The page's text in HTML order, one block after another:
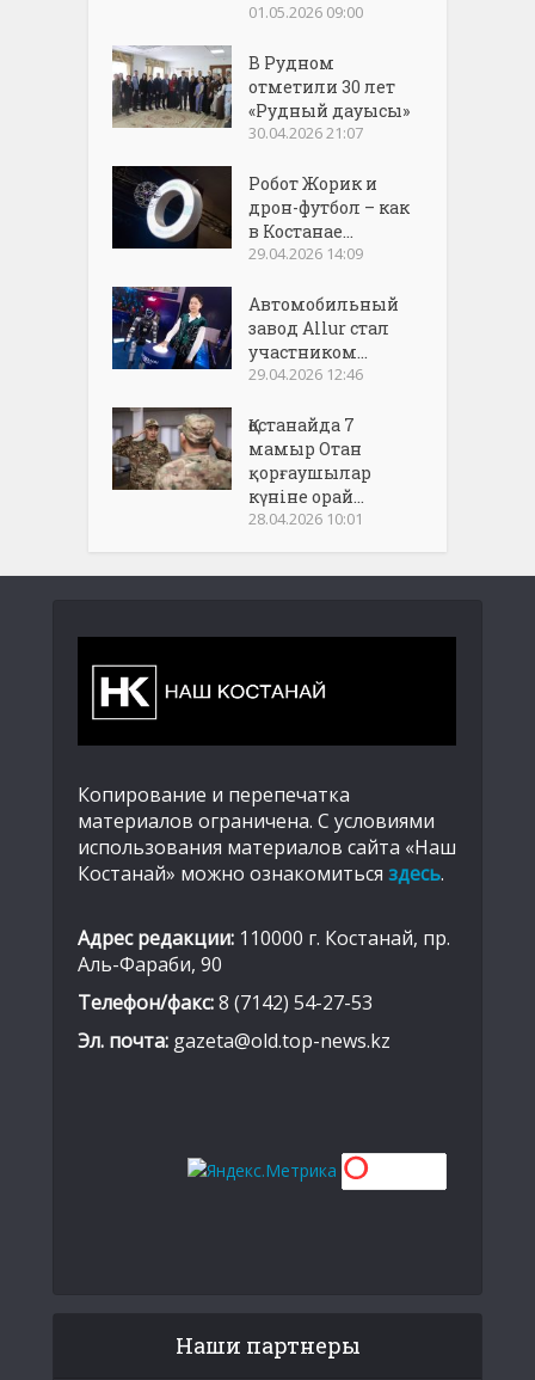
01.05.2026 09:00
В Рудном
отметили 30 лет
«Рудный дауысы»
30.04.2026 21:07
Робот Жорик и
дрон-футбол – как
в Костанае...
29.04.2026 14:09
Автомобильный
завод Allur стал
участником...
29.04.2026 12:46
Қостанайда 7
мамыр Отан
қорғаушылар
күніне орай...
28.04.2026 10:01
Копирование и перепечатка
материалов ограничена. С условиями
использования материалов сайта «Наш
Костанай» можно ознакомиться здесь.
Адрес редакции: 110000 г. Костанай, пр.
Аль-Фараби, 90
Телефон/факс:8 (7142) 54-27-53
Эл. почта: gazeta@old.top-news.kz
Наши партнеры